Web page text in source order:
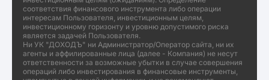
соответствия финансового инструмента либо операции
интересам Пользователя, инвестиционным целям,
инвестиционному горизонту и уровню допустимого риска
является задачей Пользователя.
Ни УК "ДОХОДЪ" ни Администратор/Оператор сайта, ни их
агенты и аффилированные лица (далее - Компания) не несут
ответственности за возможные убытки в случае совершения
операций либо инвестирования в финансовые инструменты,